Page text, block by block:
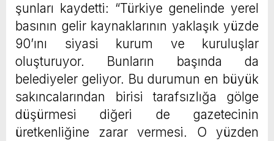
şunları kaydetti: “Türkiye genelinde yerel
basının gelir kaynaklarının yaklaşık yüzde
90’ını siyasi kurum ve kuruluşlar
oluşturuyor. Bunların başında da
belediyeler geliyor. Bu durumun en büyük
sakıncalarından birisi tarafsızlığa gölge
düşürmesi diğeri de gazetecinin
üretkenliğine zarar vermesi. O yüzden